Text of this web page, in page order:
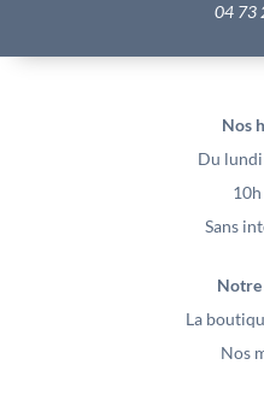
04 73
Nos
Du lundi
Sans
La
Nos